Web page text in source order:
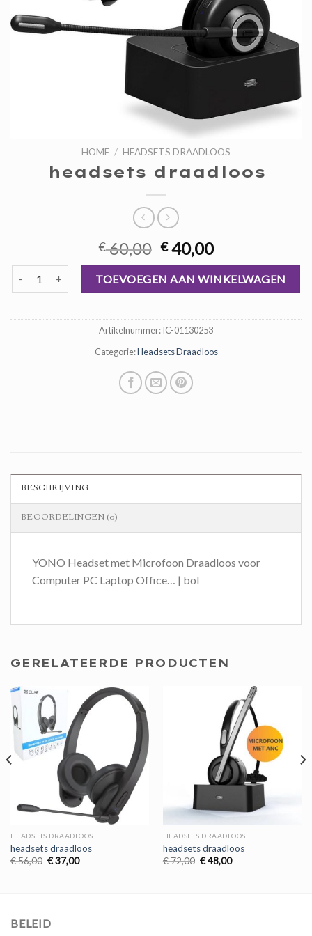
HOME / HEADSETS DRAADLOOS
headsets draadloos
€60,00 Oorspronkelijke
prijs
was:
€ 60,00.
€40,00Huidige
prijs
is:
€ 40,00.
headsets draadloos aantalTOEVOEGEN AAN WINKELWAGEN
Artikelnummer:IC-01130253
Categorie:Headsets Draadloos
BESCHRIJVING
BEOORDELINGEN (0)
YONO Headset met Microfoon Draadloos voor
Computer PC Laptop Office… | bol
GERELATEERDE PRODUCTEN
HEADSETS DRAADLOOS
headsets draadloos
€56,00 Oorspronkelijke
€37,00Huidige
HEADSETS DRAADLOOS
headsets draadloos
€72,00 Oorspronkelijke
€48,00Huidige
BELEID